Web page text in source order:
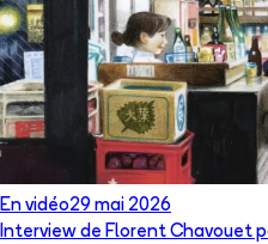
En vidéo29 mai 2026
Interview de Florent Chavouet